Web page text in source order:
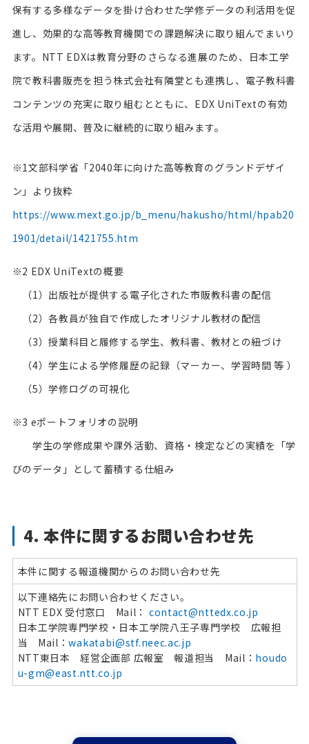
保有する多様なデータを掛け合わせた学修データの利活用を促
進し、効果的な高等教育機関での課題解決に取り組んでまいり
ます。NTT EDXは教育分野のさらなる進展のため、日本工学
院で教科書販売を担う株式会社有隣堂とも連携し、電子教科書
コンテンツの充実に取り組むとともに、EDX UniTextの有効
な活用や展開、普及に継続的に取り組みます。
※1文部科学省「2040年に向けた高等教育のグランドデザイ
ン」より抜粋
https://www.mext.go.jp/b_menu/hakusho/html/hpab20
1901/detail/1421755.htm
※2 EDX UniTextの概要
（1）出版社が提供する電子化された市販教科書の配信
（2）各教員が独自で作成したオリジナル教材の配信
（3）授業科目と履修する学生、教科書、教材との紐づけ
（4）学生による学修履歴の記録（マーカー、学習時間 等 ）
（5）学修ログの可視化
※3 eポートフォリオの説明
学生の学修成果や課外活動、資格・検定などの実績を「学
びのデータ」として蓄積する仕組み
4. 本件に関するお問い合わせ先
本件に関する報道機関からのお問い合わせ先
以下連絡先にお問い合わせください。
NTT EDX 受付窓口 Mail： contact@nttedx.co.jp
日本工学院専門学校・日本工学院八王子専門学校 広報担
当 Mail：wakatabi@stf.neec.ac.jp
NTT東日本 経営企画部 広報室 報道担当 Mail： houdo
u-gm@east.ntt.co.jp